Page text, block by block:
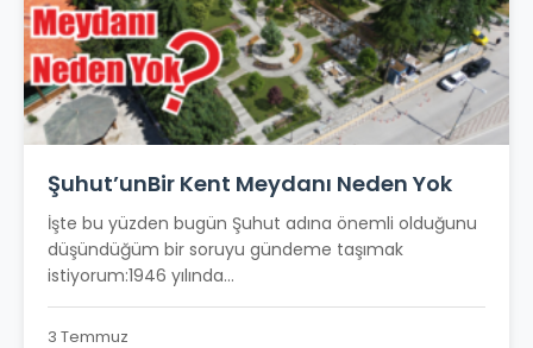
Şuhut’unBir Kent Meydanı Neden Yok
İşte bu yüzden bugün Şuhut adına önemli olduğunu
düşündüğüm bir soruyu gündeme taşımak
istiyorum:1946 yılında...
3 Temmuz